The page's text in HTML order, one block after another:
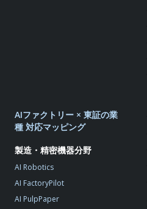
AIファクトリー × 東証の業
種 対応マッピング
製造・精密機器分野
AI Robotics
AI FactoryPilot
AI PulpPaper